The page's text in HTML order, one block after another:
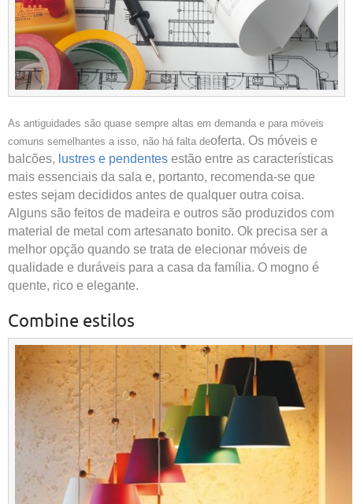
As antiguidades são quase sempre altas em demanda e para móveis
comuns semelhantes a isso, não há falta deoferta. Os móveis e
balcões, lustres e pendentes estão entre as características
mais essenciais da sala e, portanto, recomenda-se que
estes sejam decididos antes de qualquer outra coisa.
Alguns são feitos de madeira e outros são produzidos com
material de metal com artesanato bonito. Ok precisa ser a
melhor opção quando se trata de elecionar móveis de
qualidade e duráveis ​​para a casa da família. O mogno é
quente, rico e elegante.
Combine estilos